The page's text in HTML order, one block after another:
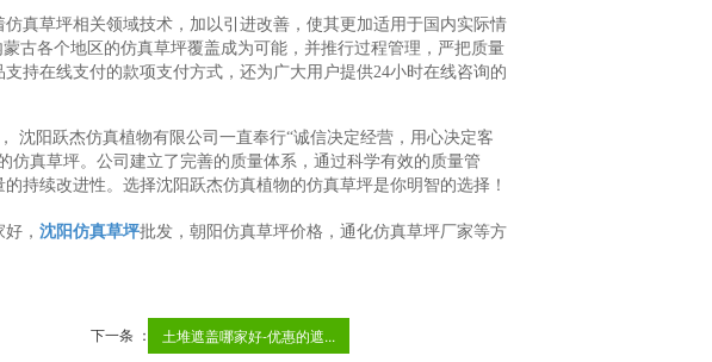
真草坪相关领域技术，加以引进改善，使其更加适用于国内实际情
古各个地区的仿真草坪覆盖成为可能，并推行过程管理，严把质量
持在线支付的款项支付方式，还为广大用户提供24小时在线咨询的
沈阳跃杰仿真植物有限公司一直奉行“诚信决定经营，用心决定客
仿真草坪。公司建立了完善的质量体系，通过科学有效的质量管
持续改进性。选择沈阳跃杰仿真植物的仿真草坪是你明智的选择！
， 沈阳仿真草坪批发，朝阳仿真草坪价格，通化仿真草坪厂家等方
下一条 ： 土堆遮盖哪家好-优惠的遮...